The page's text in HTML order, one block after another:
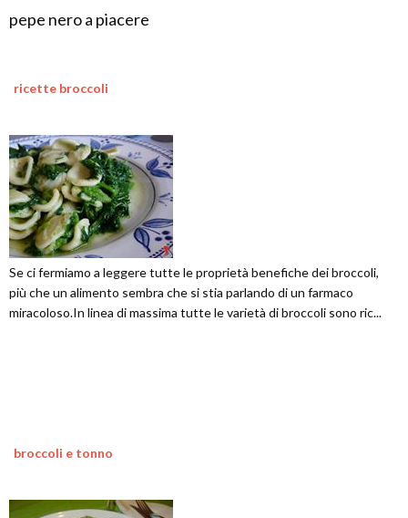
pepe nero a piacere
ricette broccoli
Se ci fermiamo a leggere tutte le proprietà benefiche dei broccoli,
più che un alimento sembra che si stia parlando di un farmaco
miracoloso.In linea di massima tutte le varietà di broccoli sono ric...
broccoli e tonno